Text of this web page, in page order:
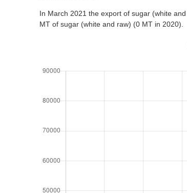
In March 2021 the export of sugar (white
MT of sugar (white and raw) (0 MT in 2020).